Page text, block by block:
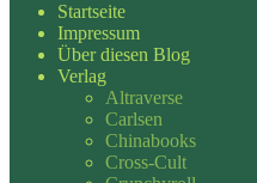
Startseite
Impressum
Über diesen Blog
Verlag
Altraverse
Carlsen
Chinabooks
Cross-Cult